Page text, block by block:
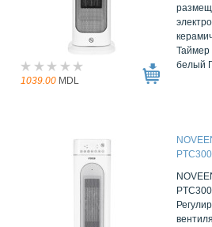
1039.00 MDL
Таймер
белый